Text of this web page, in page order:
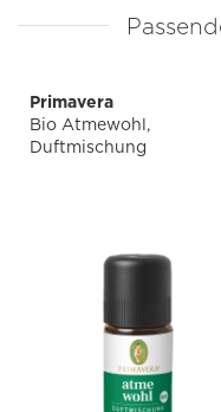
Primavera
Bio Atmewohl,
Duftmischung